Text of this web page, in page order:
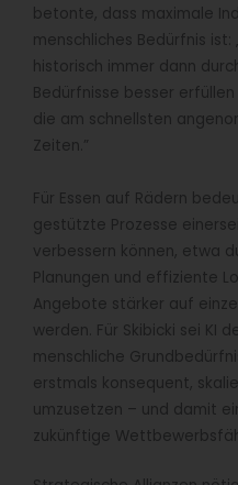
betonte, dass maximale
menschliches Bedürfnis
historisch immer dann
Bedürfnisse besser
die am schnellsten
Zeiten.”
Für Essen auf Rädern
gestützte Prozesse
verbessern können, etwa
Planungen und effiziente
Angebote stärker auf
werden. Für Skibicki sei KI
menschliche
erstmals konsequent,
umzusetzen – und damit
zukünftige